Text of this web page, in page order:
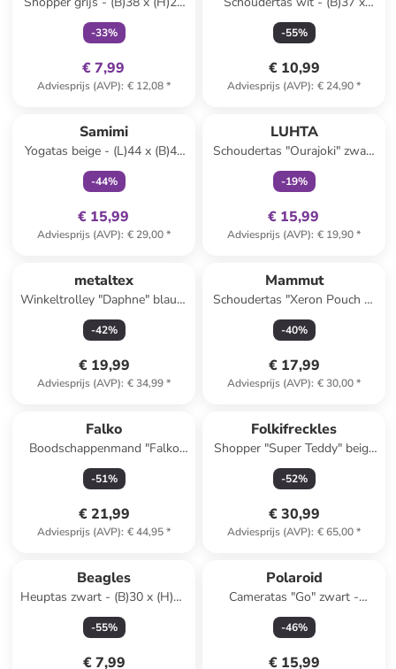
x (D)20 cm
-33%
€ 7,99
Adviesprijs (AVP): € 12,08*
(H)38 cm
-55%
€ 10,99
Adviesprijs (AVP): € 24,90*
Samimi
Yogatas beige - (L)44 x (B)44
cm
-44%
€ 15,99
Adviesprijs (AVP): € 29,00*
LUHTA
Schoudertas "Ourajoki" zwart
- (B)13 x (H)18 x (D)2 cm
-19%
€ 15,99
Adviesprijs (AVP): € 19,90*
metaltex
Winkeltrolley "Daphne" blauw
- 40 l
-42%
€ 19,99
Adviesprijs (AVP): € 34,99*
Mammut
Schoudertas "Xeron Pouch 1"
beige
-40%
€ 17,99
Adviesprijs (AVP): € 30,00*
Falko
Boodschappenmand "Falko
Duo" donkerblauw - (B)48 x
(H)27 x (D)28 cm
-51%
€ 21,99
Adviesprijs (AVP): € 44,95*
Folkifreckles
Shopper "Super Teddy" beige
- (B)59 x (H)46 x (D)10 cm
-52%
€ 30,99
Adviesprijs (AVP): € 65,00*
Beagles
Heuptas zwart - (B)30 x (H)15
cm
-55%
€ 7,99
Polaroid
Cameratas "Go" zwart -
(B)14,5 x (H)21 x (D)12 cm
-46%
€ 15,99